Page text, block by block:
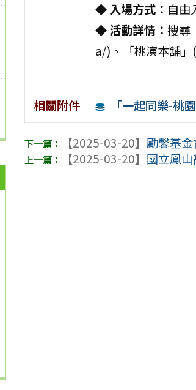
◆ 入場方式： 自由
◆ 活動詳情： 搜尋
a/)、「桃演本舖
相關附件 「一起同樂-桃
【2025-03-20】勵馨基
【2025-03-20】 國立鳳